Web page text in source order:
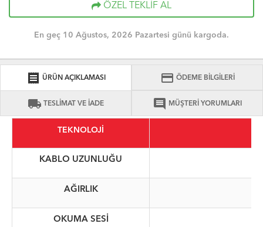
ÖZEL TEKLİF AL
En geç 10 Ağustos, 2026 Pazartesi günü kargoda.
receipt ÜRÜN AÇIKLAMASI credit_card ÖDEME BİLGİLERİ
local_shipping TESLİMAT VE İADE comment MÜŞTERİ YORUMLARI
TEKNOLOJİ
KABLO UZUNLUĞU
AĞIRLIK
OKUMA SESİ